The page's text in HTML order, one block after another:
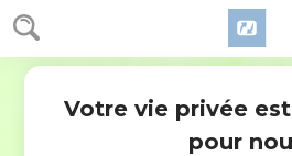
Votre vie privée
pour